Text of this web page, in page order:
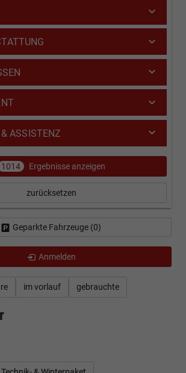
im vorlauf gebrauchte
ASSISTENZ
1014 Ergebnisse anzeigen
zurücksetzen
Geparkte Fahrzeuge (0)
Anmelden